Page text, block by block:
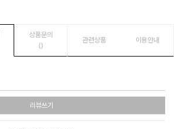
상품문의
()
관련상품 이용안내
리뷰쓰기